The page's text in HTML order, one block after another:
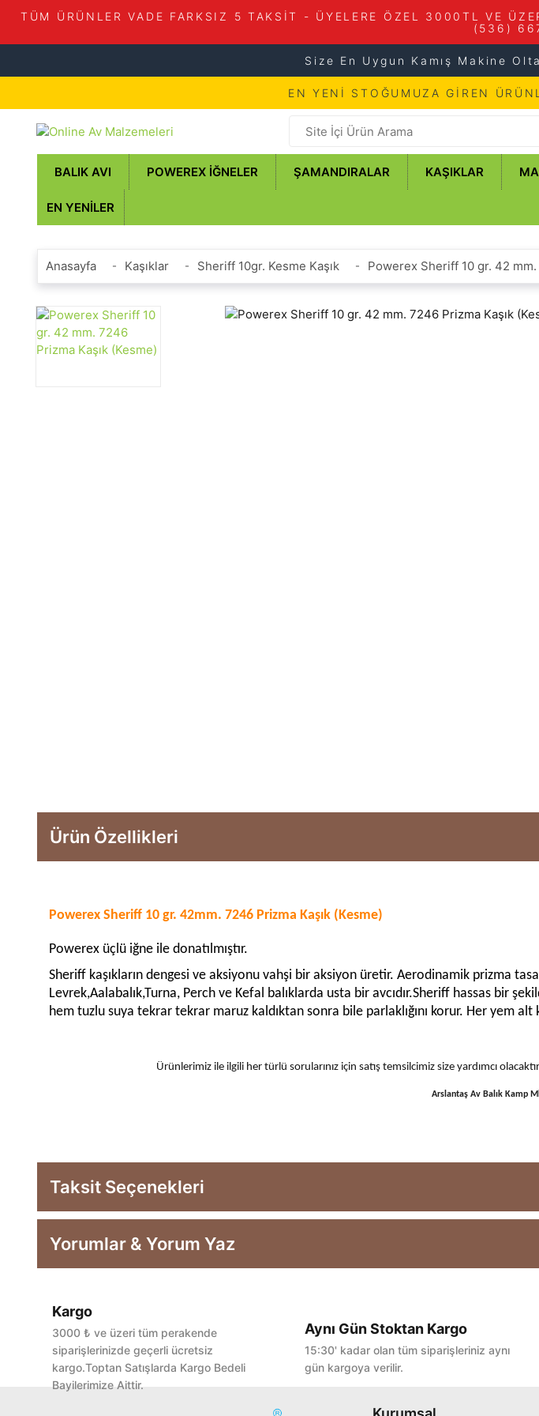
TÜM ÜRÜNLER VADE FARKSIZ 5 TAKSİT - ÜYELERE ÖZEL 3000TL VE
(536)
Size En Uygun Kamış Makine
EN YENİ STOĞUMUZA GİREN
BALIK AVI POWEREX İĞNELER ŞAMANDIRALAR KAŞIKLAR
EN YENILER
Anasayfa Kaşıklar Sheriff 10gr. Kesme Kaşık Powerex Sheriff 10 gr. 42
Ürün Özellikleri
Powerex Sheriff 10 gr. 42mm. 7246 Prizma Kaşık (Kesme)
Powerex üçlü iğne ile donatılmıştır.
Sheriff kaşıkların dengesi ve aksiyonu vahşi bir aksiyon üretir. Aerodinamik prizma
Levrek,Aalabalık,Turna, Perch ve Kefal balıklarda usta bir avcıdır.Sheriff hassas bir
hem tuzlu suya tekrar tekrar maruz kaldıktan sonra bile parlaklığını korur. Her yem
Ürünlerimiz ile ilgili her türlü sorularınız için satış temsilcimiz size yardımcı
Arslantaş Av Balık Kamp
Taksit Seçenekleri
Yorumlar & Yorum Yaz
Bu ürüne ilk
Kargo
3000 ₺ ve üzeri tüm perakende
siparişlerinizde geçerli ücretsiz
kargo.Toptan Satışlarda Kargo Bedeli
Bayilerimize Aittir.
Aynı Gün Stoktan Kargo
15:30' kadar olan tüm siparişleriniz aynı
gün kargoya verilir.